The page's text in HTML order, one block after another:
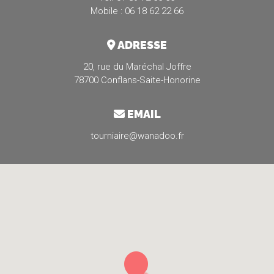
Mobile : 06 18 62 22 66
ADRESSE
20, rue du Maréchal Joffre
78700 Conflans-Saite-Honorine
EMAIL
tourniaire@wanadoo.fr